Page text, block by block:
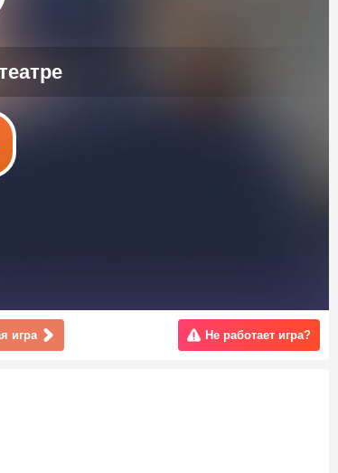
игра Не работает игра?